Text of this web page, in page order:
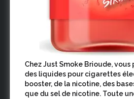
Chez Just Smoke Brioude,
des liquides pour cigarettes
booster, de la nicotine, des
que du sel de nicotine. Toute